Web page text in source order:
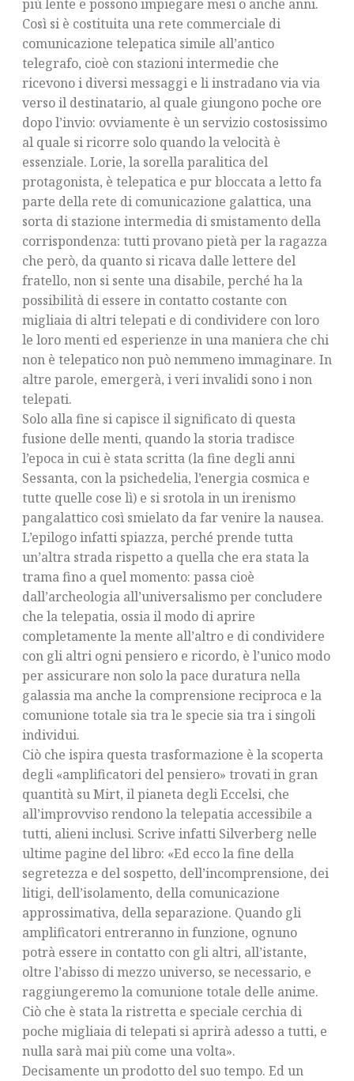
più lente e possono impiegare mesi o anche anni.
Così si è costituita una rete commerciale di
comunicazione telepatica simile all’antico
telegrafo, cioè con stazioni intermedie che
ricevono i diversi messaggi e li instradano via via
verso il destinatario, al quale giungono poche ore
dopo l’invio: ovviamente è un servizio costosissimo
al quale si ricorre solo quando la velocità è
essenziale. Lorie, la sorella paralitica del
protagonista, è telepatica e pur bloccata a letto fa
parte della rete di comunicazione galattica, una
sorta di stazione intermedia di smistamento della
corrispondenza: tutti provano pietà per la ragazza
che però, da quanto si ricava dalle lettere del
fratello, non si sente una disabile, perché ha la
possibilità di essere in contatto costante con
migliaia di altri telepati e di condividere con loro
le loro menti ed esperienze in una maniera che chi
non è telepatico non può nemmeno immaginare. In
altre parole, emergerà, i veri invalidi sono i non
telepati.
Solo alla fine si capisce il significato di questa
fusione delle menti, quando la storia tradisce
l’epoca in cui è stata scritta (la fine degli anni
Sessanta, con la psichedelia, l’energia cosmica e
tutte quelle cose lì) e si srotola in un irenismo
pangalattico così smielato da far venire la nausea.
L’epilogo infatti spiazza, perché prende tutta
un’altra strada rispetto a quella che era stata la
trama fino a quel momento: passa cioè
dall’archeologia all’universalismo per concludere
che la telepatia, ossia il modo di aprire
completamente la mente all’altro e di condividere
con gli altri ogni pensiero e ricordo, è l’unico modo
per assicurare non solo la pace duratura nella
galassia ma anche la comprensione reciproca e la
comunione totale sia tra le specie sia tra i singoli
individui.
Ciò che ispira questa trasformazione è la scoperta
degli «amplificatori del pensiero» trovati in gran
quantità su Mirt, il pianeta degli Eccelsi, che
all’improvviso rendono la telepatia accessibile a
tutti, alieni inclusi. Scrive infatti Silverberg nelle
ultime pagine del libro: «Ed ecco la fine della
segretezza e del sospetto, dell’incomprensione, dei
litigi, dell’isolamento, della comunicazione
approssimativa, della separazione. Quando gli
amplificatori entreranno in funzione, ognuno
potrà essere in contatto con gli altri, all’istante,
oltre l’abisso di mezzo universo, se necessario, e
raggiungeremo la comunione totale delle anime.
Ciò che è stata la ristretta e speciale cerchia di
poche migliaia di telepati si aprirà adesso a tutti, e
nulla sarà mai più come una volta».
Decisamente un prodotto del suo tempo. Ed un